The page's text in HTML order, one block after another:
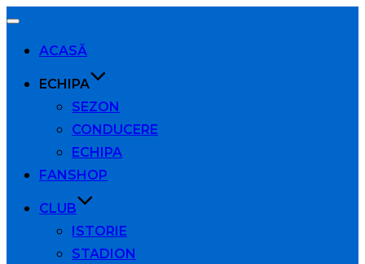
Comută
navigarea
ACASĂ
ECHIPA
SEZON
CONDUCERE
ECHIPA
FANSHOP
CLUB
ISTORIE
STADION